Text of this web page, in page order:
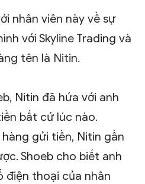
nhân viên này về sự
với Skyline Trading và
tên là Nitin.
Nitin đã hứa với anh
bất cứ lúc nào.
gửi tiền, Nitin gần
Shoeb cho biết anh
điện thoại của nhân